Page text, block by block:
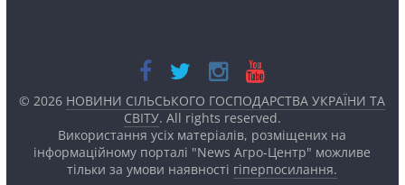
© 2026 НОВИНИ СІЛЬСЬКОГО ГОСПОДАРСТВА УКРАЇНИ ТА
СВІТУ. All rights reserved.
Використання усіх матеріалів, розміщених на
інформаційному порталі "News Агро-Центр" можливе
тільки за умови наявності гіперпосилання.